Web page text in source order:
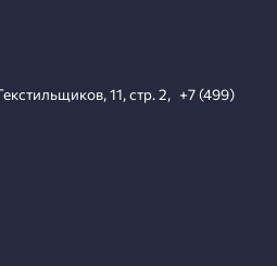
11, стр. 2, +7 (499)